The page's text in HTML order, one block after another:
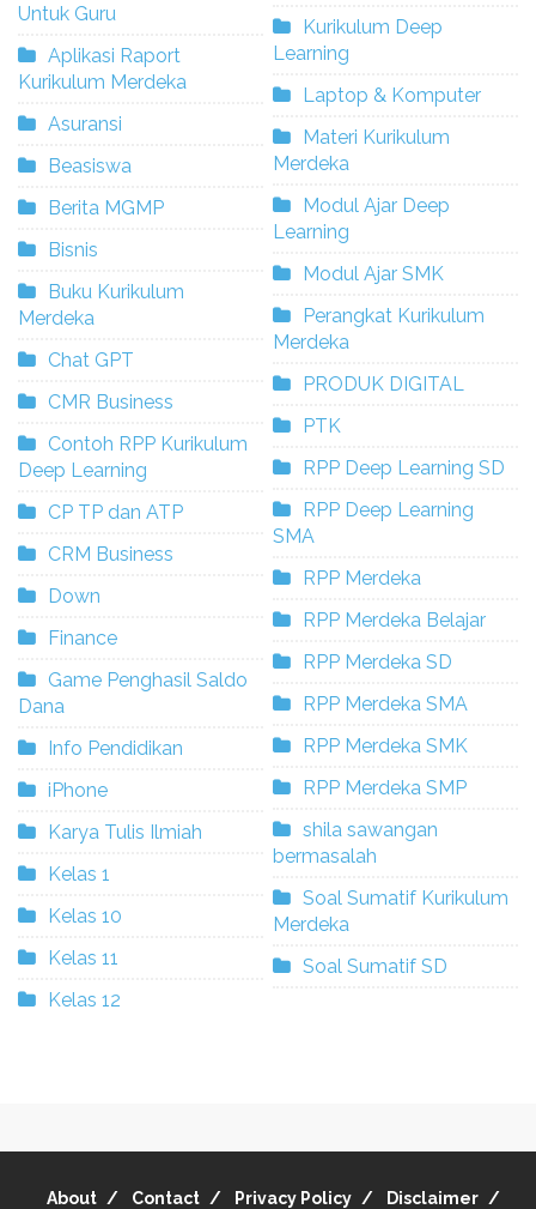
Untuk Guru
Aplikasi Raport
Kurikulum Merdeka
Asuransi
Beasiswa
Berita MGMP
Bisnis
Buku Kurikulum
Merdeka
Chat GPT
CMR Business
Contoh RPP Kurikulum
Deep Learning
CP TP dan ATP
CRM Business
Down
Finance
Game Penghasil Saldo
Dana
Info Pendidikan
iPhone
Karya Tulis Ilmiah
Kelas 1
Kelas 10
Kelas 11
Kelas 12
Kurikulum Deep
Learning
Laptop & Komputer
Materi Kurikulum
Merdeka
Modul Ajar Deep
Learning
Modul Ajar SMK
Perangkat Kurikulum
Merdeka
PRODUK DIGITAL
PTK
RPP Deep Learning SD
RPP Deep Learning
SMA
RPP Merdeka
RPP Merdeka Belajar
RPP Merdeka SD
RPP Merdeka SMA
RPP Merdeka SMK
RPP Merdeka SMP
shila sawangan
bermasalah
Soal Sumatif Kurikulum
Merdeka
Soal Sumatif SD
About Contact Privacy Policy
Disclaimer